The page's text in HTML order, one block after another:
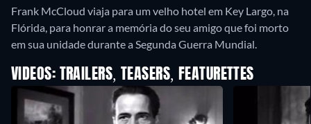
Frank McCloud viaja para um velho hotel em Key Largo, na
Flórida, para honrar a memória do seu amigo que foi morto
em sua unidade durante a Segunda Guerra Mundial.
VIDEOS: TRAILERS, TEASERS, FEATURETTES